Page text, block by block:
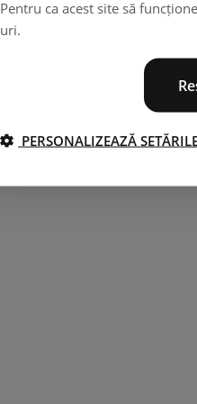
Pentru ca acest site să
uri.
PERSONALIZEAZĂ